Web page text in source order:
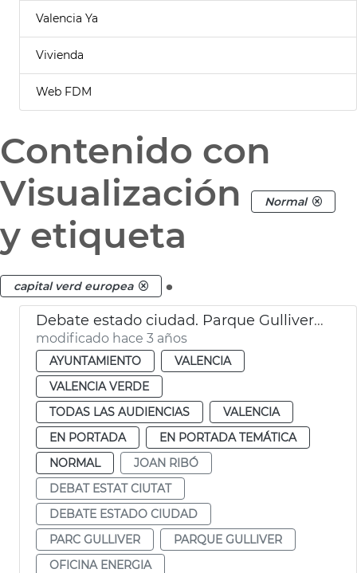
Valencia Ya
Vivienda
Web FDM
Contenido con
Visualización
Normal
y etiqueta
capital verd europea .
Debate estado ciudad. Parque Gulliver, energía y movilidad
modificado hace 3 años
AYUNTAMIENTO
VALENCIA
VALENCIA VERDE
TODAS LAS AUDIENCIAS
VALENCIA
EN PORTADA
EN PORTADA TEMÁTICA
NORMAL
JOAN RIBÓ
DEBAT ESTAT CIUTAT
DEBATE ESTADO CIUDAD
PARC GULLIVER
PARQUE GULLIVER
OFICINA ENERGIA